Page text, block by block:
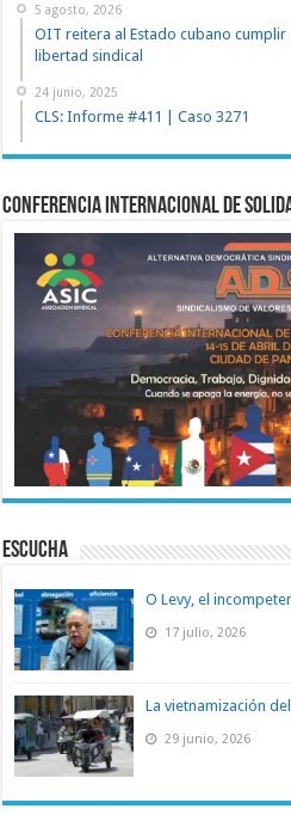
5 agosto, 2026
OIT reitera al Estado cubano
libertad sindical
24 junio, 2025
CLS: Informe #411 | Caso 3271
Conferencia Internacional de
ESCUCHA
O Levy, el
17 julio, 2026
La vietnamización
29 junio, 2026